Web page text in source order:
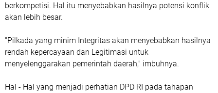
berkompetisi. Hal itu menyebabkan hasilnya potensi konflik
akan lebih besar.
"Pilkada yang minim Integritas akan menyebabkan hasilnya
rendah kepercayaan dan Legitimasi untuk
menyelenggarakan pemerintah daerah," imbuhnya.
Hal - Hal yang menjadi perhatian DPD RI pada tahapan